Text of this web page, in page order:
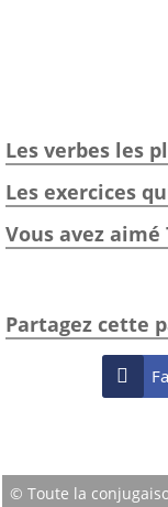
Les verbes les
Les exercices
Vous avez
Partagez cette

© Toute la